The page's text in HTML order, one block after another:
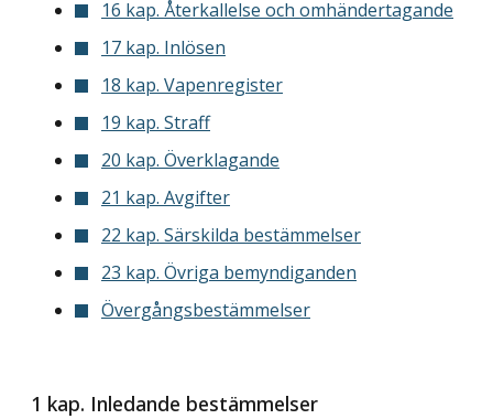
16 kap. Återkallelse och omhändertagande
17 kap. Inlösen
18 kap. Vapenregister
19 kap. Straff
20 kap. Överklagande
21 kap. Avgifter
22 kap. Särskilda bestämmelser
23 kap. Övriga bemyndiganden
Övergångsbestämmelser
1 kap. Inledande bestämmelser